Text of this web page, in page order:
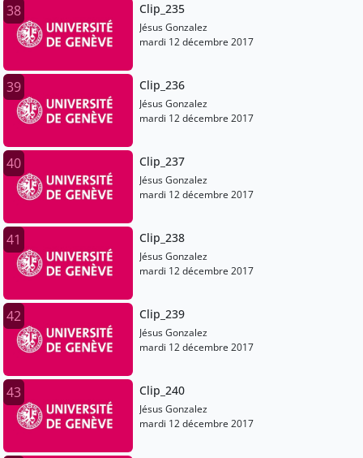
38 Clip_235
Jésus Gonzalez
mardi 12 décembre 2017
39 Clip_236
Jésus Gonzalez
mardi 12 décembre 2017
40 Clip_237
Jésus Gonzalez
mardi 12 décembre 2017
41 Clip_238
Jésus Gonzalez
mardi 12 décembre 2017
42 Clip_239
Jésus Gonzalez
mardi 12 décembre 2017
43 Clip_240
Jésus Gonzalez
mardi 12 décembre 2017